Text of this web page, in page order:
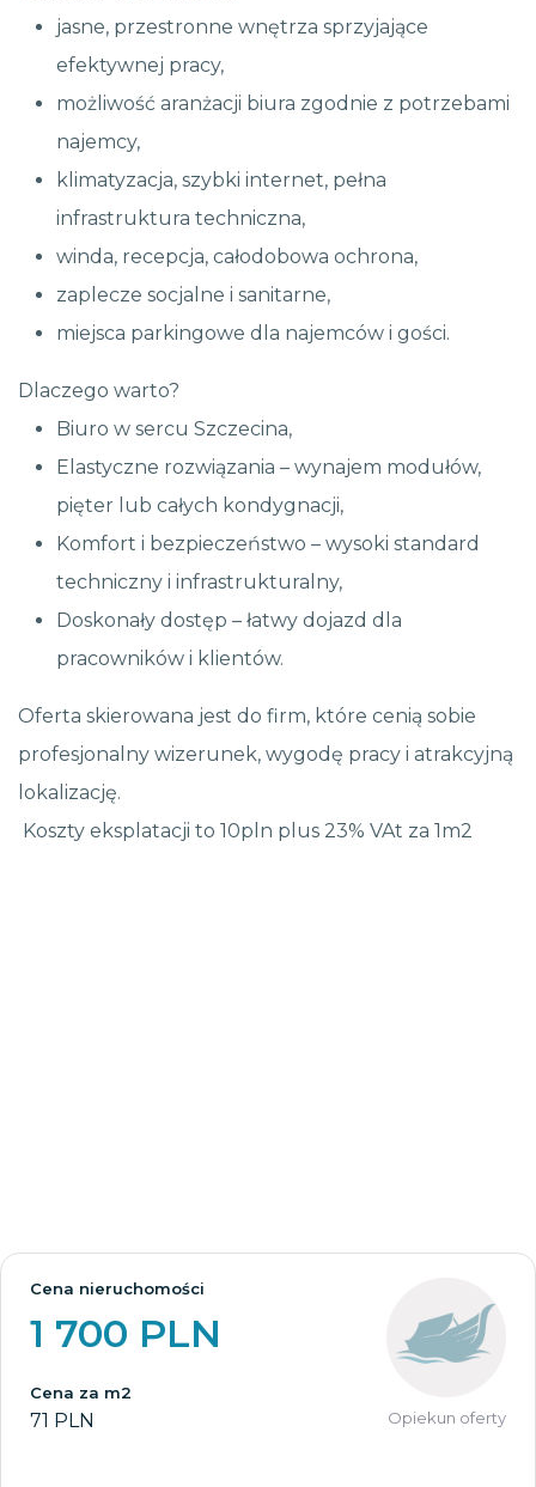
jasne, przestronne wnętrza sprzyjające
efektywnej pracy,
możliwość aranżacji biura zgodnie z potrzebami
najemcy,
klimatyzacja, szybki internet, pełna
infrastruktura techniczna,
winda, recepcja, całodobowa ochrona,
zaplecze socjalne i sanitarne,
miejsca parkingowe dla najemców i gości.
Dlaczego warto?
Biuro w sercu Szczecina,
Elastyczne rozwiązania – wynajem modułów,
pięter lub całych kondygnacji,
Komfort i bezpieczeństwo – wysoki standard
techniczny i infrastrukturalny,
Doskonały dostęp – łatwy dojazd dla
pracowników i klientów.
Oferta skierowana jest do firm, które cenią sobie
profesjonalny wizerunek, wygodę pracy i atrakcyjną
lokalizację.
Koszty eksplatacji to 10pln plus 23% VAt za 1m2
Cena nieruchomości
1 700 PLN
Cena za m2
71 PLN Opiekun oferty